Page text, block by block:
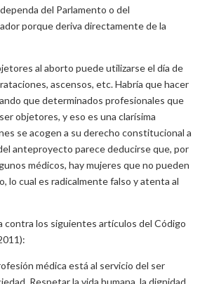
del Parlamento o del
porque deriva directamente de la
al aborto puede utilizarse el día de
ascensos, etc. Habría que hacer
que determinados profesionales que
objetores, y eso es una clarísima
se acogen a su derecho constitucional a
anteproyecto parece deducirse que, por
médicos, hay mujeres que no pueden
lo cual es radicalmente falso y atenta al
contra los siguientes artículos del Código
médica está al servicio del ser
Respetar la vida humana, la dignidad